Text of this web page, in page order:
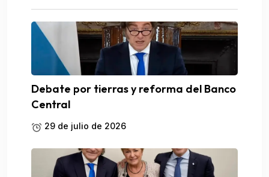
Debate por tierras y reforma del Banco
Central
29 de julio de 2026